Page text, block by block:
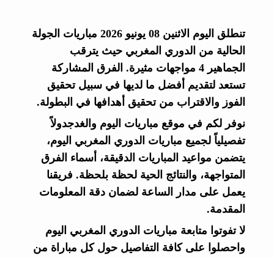
تنطلق اليوم الاثنين 08 يونيو 2026 مباريات الجولة
الحالية من الدوري المغربي حيث يترقب
الجماهير 4 مواجهات مثيرة. الفرق المشاركة
تستعد لتقديم أفضل ما لديها في سبيل تحقيق
الفوز والاقتراب من تحقيق أهدافها في البطولة.
نوفر لكم في موقع مباريات اليوم والغدجدولاً
تفصيلياً لجميع مباريات الدوري المغربي اليوم،
يتضمن مواعيد المباريات الدقيقة، أسماء الفرق
المتواجهة، والنتائج الحية لحظة بلحظة. فريقنا
يعمل على مدار الساعة لضمان دقة المعلومات
المقدمة.
لا تفوتوا متابعة مباريات الدوري المغربي اليوم
واحصلوا على كافة التفاصيل حول كل مباراة من